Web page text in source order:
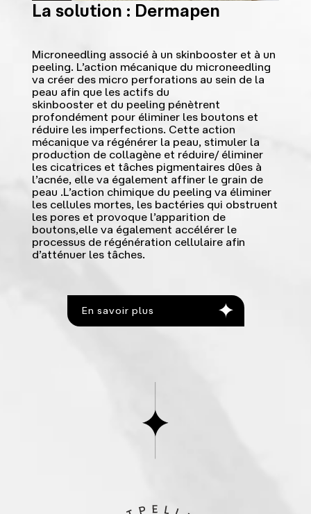
La solution : Dermapen
Microneedling associé à un skinbooster et à un
peeling. L’action mécanique du microneedling
va créer des micro perforations au sein de la
peau afin que les actifs du
skinbooster et du peeling pénètrent
profondément pour éliminer les boutons et
réduire les imperfections. Cette action
mécanique va régénérer la peau, stimuler la
production de collagène et réduire/ éliminer
les cicatrices et tâches pigmentaires dûes à
l’acnée, elle va également affiner le grain de
peau .L’action chimique du peeling va éliminer
les cellules mortes, les bactéries qui obstruent
les pores et provoque l’apparition de
boutons,elle va également accélérer le
processus de régénération cellulaire afin
d’atténuer les tâches.
En savoir plus